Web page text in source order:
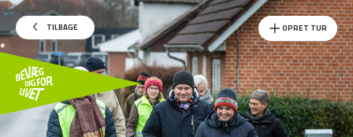
TILBAGE OPRET TUR